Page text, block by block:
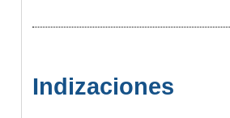
Indizaciones